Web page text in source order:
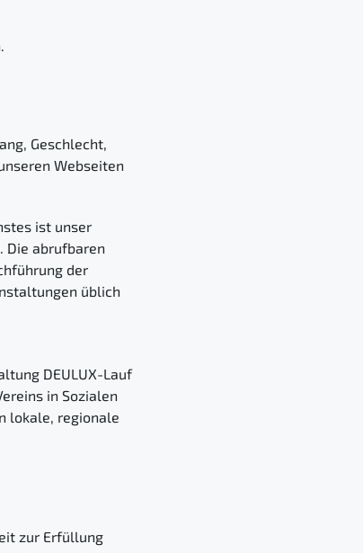
Geschlecht,
Webseiten
ist unser
Die abrufbaren
der
üblich
DEULUX-Lauf
in Sozialen
lokale, regionale
zur Erfüllung